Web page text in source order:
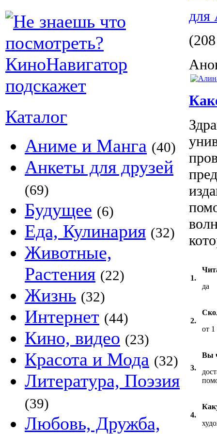
Каталог
Аниме и Манга (40)
Анкеты для друзей
(69)
Будущее (6)
Еда, Кулинария (32)
Животные,
Растения (22)
Жизнь (32)
Интернет (44)
Кино, видео (23)
Красота и Мода (32)
Литература, Поэзия
(39)
Любовь, Дружба,
для
1.
да
2.
от 1
3.
Вы
4.